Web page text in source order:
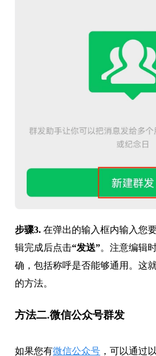
步骤3. 在弹出的输入框内输入您
辑完成后点击“发送”。注意编辑
确，包括称呼是否能够通用。这
的方法。
方法二.微信公众号群发
如果您有微信公众号 ，可以通过